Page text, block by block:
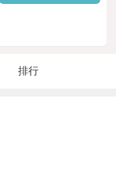
排行